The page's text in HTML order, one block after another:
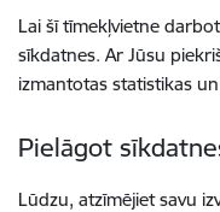
Lai šī tīmekļvietne
sīkdatnes. Ar Jūsu
izmantotas statistikas
Pielāgot
Lūdzu, atzīmējiet savu